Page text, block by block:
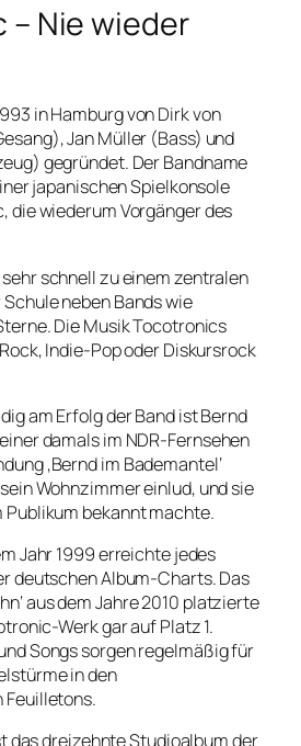
Nie wieder
in Hamburg von Dirk von
Jan Müller (Bass) und
gegründet. Der Bandname
japanischen Spielkonsole
die wiederum Vorgänger des
schnell zu einem zentralen
neben Bands wie
Die Musik Tocotronics
Indie-Pop oder Diskursrock
am Erfolg der Band ist Bernd
damals im NDR-Fernsehen
‚Bernd im Bademantel‘
Wohnzimmer einlud, und sie
Publikum bekannt machte.
Jahr 1999 erreichte jedes
deutschen Album-Charts. Das
aus dem Jahre 2010 platzierte
Werk gar auf Platz 1.
Songs sorgen regelmäßig für
in den
das dreizehnte Studioalbum der